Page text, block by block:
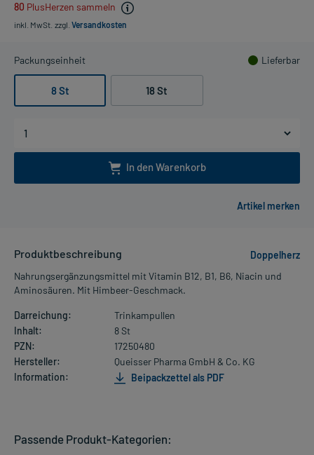
80 PlusHerzen sammeln
inkl. MwSt. zzgl. Versandkosten
Packungseinheit Lieferbar
8 St 18 St
In den Warenkorb
Produktbeschreibung
Doppelherz
Nahrungsergänzungsmittel mit Vitamin B12, B1, B6, Niacin und
Aminosäuren. Mit Himbeer-Geschmack.
Darreichung:
Trinkampullen
Inhalt:
8 St
PZN:
17250480
Hersteller:
Queisser Pharma GmbH & Co. KG
Information:
Beipackzettel als PDF
Passende Produkt-Kategorien: